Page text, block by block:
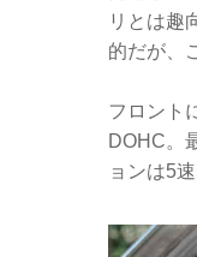
リとは趣
的だが、
フロント
DOHC。
ョンは5